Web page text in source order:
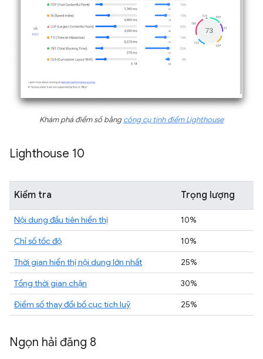
Khám phá điểm số bằngcông cụ tính điểm Lighthouse
Lighthouse 10
Kiểm tra Trọng lượng
Nội dung đầu tiên hiển thị
10%
Chỉ số tốc độ
10%
Thời gian hiển thị nội dung lớn nhất
25%
Tổng thời gian chặn
30%
Điểm số thay đổi bố cục tích luỹ
25%
Ngọn hải đăng 8